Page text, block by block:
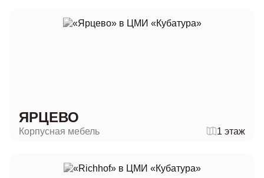
ЯРЦЕВО
Корпусная мебель 1 этаж